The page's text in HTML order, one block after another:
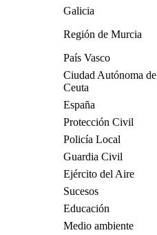
Galicia
Región de Murcia
País Vasco
Ciudad Autónoma de
Ceuta
España
Protección Civil
Policía Local
Guardia Civil
Ejército del Aire
Sucesos
Educación
Medio ambiente